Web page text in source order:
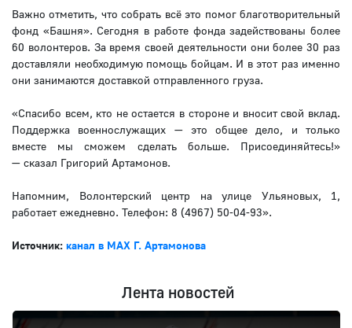
Важно отметить, что собрать всё это помог благотворительный
фонд «Башня». Сегодня в работе фонда задействованы более
60 волонтеров. За время своей деятельности они более 30 раз
доставляли необходимую помощь бойцам. И в этот раз именно
они занимаются доставкой отправленного груза.
«Спасибо всем, кто не остается в стороне и вносит свой вклад.
Поддержка военнослужащих — это общее дело, и только
вместе мы сможем сделать больше. Присоединяйтесь!»
— сказал Григорий Артамонов.
Напомним, Волонтерский центр на улице Ульяновых, 1,
работает ежедневно. Телефон: 8 (4967) 50-04-93».
Источник: канал в MAX Г. Артамонова
Лента новостей